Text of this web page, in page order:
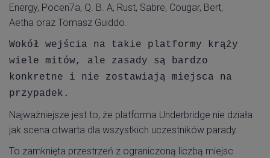
Energy, Pocen7a, Q. B. A, Rust, Sabre, Cougar, Bert,
Aetha oraz Tomasz Guiddo.
Wokół wejścia na takie platformy krąży
wiele mitów, ale zasady są bardzo
konkretne i nie zostawiają miejsca na
przypadek.
Najważniejsze jest to, że platforma Underbridge nie działa
jak scena otwarta dla wszystkich uczestników parady.
To zamknięta przestrzeń z ograniczoną liczbą miejsc.